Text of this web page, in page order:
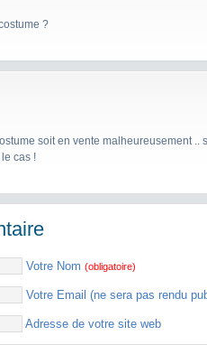
?
soit en vente malheureusement ..
cas !
Votre Nom (obligatoire)
Votre Email (ne sera pas rendu
Adresse de votre site web